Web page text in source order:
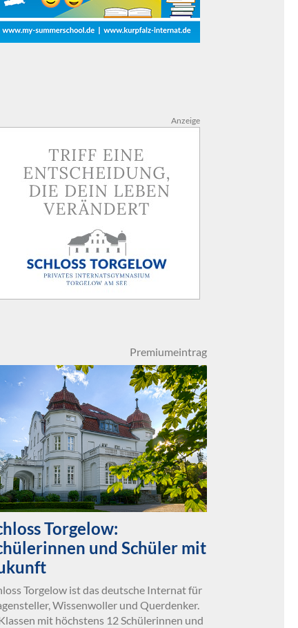
Anzeige
Premiumeintrag
Torgelow:
und Schüler mit
Torgelow ist das deutsche Internat für
Wissenwoller und Querdenker.
mit höchstens 12 Schülerinnen und